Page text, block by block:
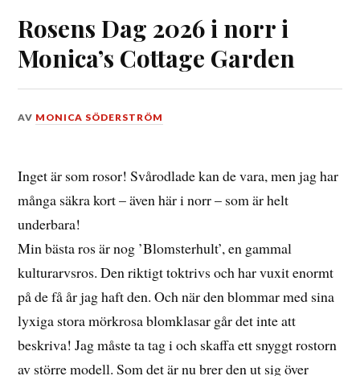
Rosens Dag 2026 i norr i
Monica’s Cottage Garden
DEN
2026
AV MONICA SÖDERSTRÖM
Inget är som rosor! Svårodlade kan de vara, men jag har
många säkra kort – även här i norr – som är helt
underbara!
Min bästa ros är nog ’Blomsterhult’, en gammal
kulturarvsros. Den riktigt toktrivs och har vuxit enormt
på de få år jag haft den. Och när den blommar med sina
lyxiga stora mörkrosa blomklasar går det inte att
beskriva! Jag måste ta tag i och skaffa ett snyggt rostorn
av större modell. Som det är nu brer den ut sig över